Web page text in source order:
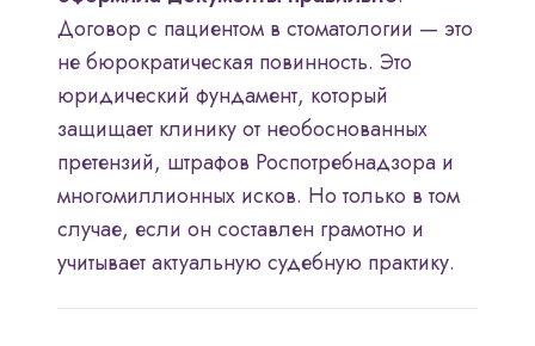
Договор с пациентом в стоматологии — это
не бюрократическая повинность. Это
юридический фундамент, который
защищает клинику от необоснованных
претензий, штрафов Роспотребнадзора и
многомиллионных исков. Но только в том
случае, если он составлен грамотно и
учитывает актуальную судебную практику.